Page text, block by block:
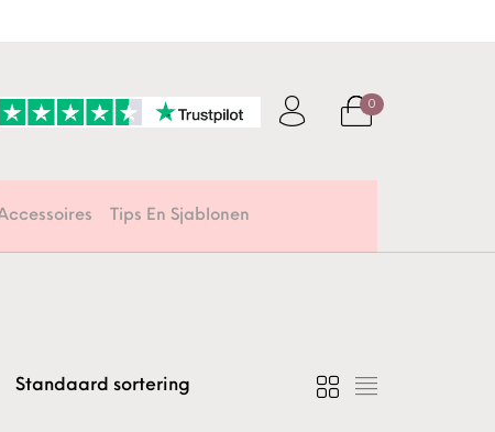
0
Tips En Sjablonen